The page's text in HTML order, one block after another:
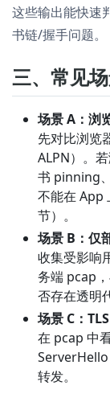
这些输出能快速
书链/握手问题。
三、常见
场景 A：浏
先对比浏览
ALPN）。
书 pinning
不能在 App
节）。
场景 B：仅
收集受影响
务端 pcap
否存在透明
场景 C：
在 pcap 中
转发。